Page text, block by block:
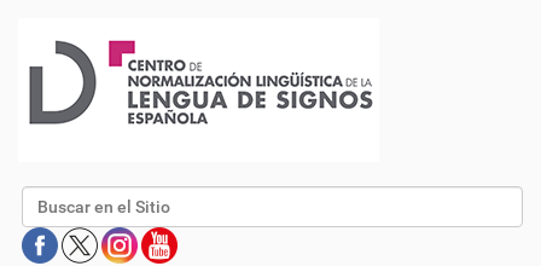
Buscar